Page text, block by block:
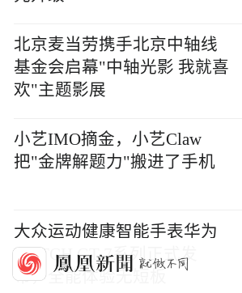
北京麦当劳携手北京中轴线
基金会启幕"中轴光影 我就喜
欢"主题影展
小艺IMO摘金，小艺Claw
把"金牌解题力"搬进了手机
大众运动健康智能手表华为
WATCH GT 7系列正式发
布，全能体验无短板